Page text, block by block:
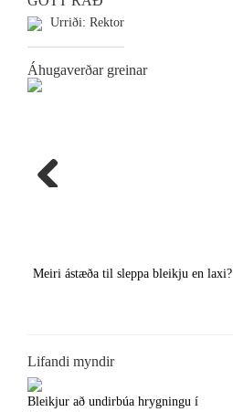
Urriði: Rektor
Áhugaverðar greinar
Meiri ástæða til sleppa bleikju en laxi?
Lifandi myndir
Bleikjur að undirbúa hrygningu í